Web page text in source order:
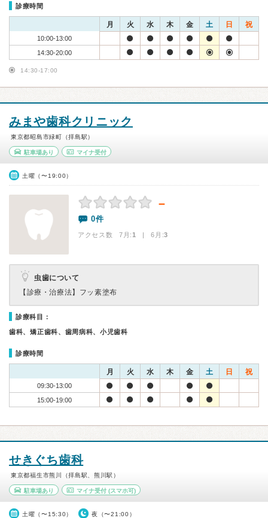
診療時間
月 火 水 木 金 土 日 祝
10:00-13:00
14:30-20:00
14:30-17:00
みまや歯科クリニック
東京都昭島市緑町（拝島駅）
駐車場あり マイナ受付
土曜（〜19:00）
－
0件
アクセス数 7月:1 | 6月:3
虫歯について
【診療・治療法】 フッ素塗布
診療科目：
歯科、矯正歯科、歯周病科、小児歯科
診療時間
月 火 水 木 金 土 日 祝
09:30-13:00
15:00-19:00
せきぐち歯科
東京都福生市熊川（拝島駅、熊川駅）
駐車場あり マイナ受付(スマホ可)
土曜（〜15:30） 夜（〜21:00）